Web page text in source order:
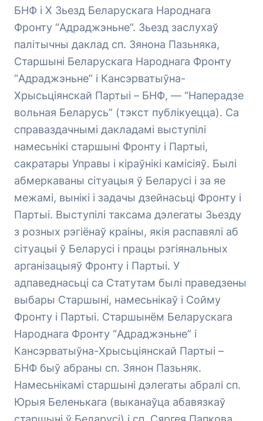
БНФ і Х Зьезд Беларускага Народнага
Фронту “Адраджэньне”. Зьезд заслухаў
палітычны даклад сп. Зянона Пазьняка,
Старшыні Беларускага Народнага Фронту
“Адраджэньне” і Кансэрватыўна-
Хрысьціянскай Партыі – БНФ, — “Наперадзе
вольная Беларусь” (тэкст публікуецца). Са
справаздачнымі дакладамі выступілі
намесьнікі старшыні Фронту і Партыі,
сакратары Управы і кіраўнікі камісіяў. Былі
абмеркаваны сітуацыя ў Беларусі і за яе
межамі, вынікі і задачы дзейнасьці Фронту і
Партыі. Выступілі таксама дэлегаты Зьезду
з розных рэгіёнаў краіны, якія распавялі аб
сітуацыі ў Беларусі і працы рэгіянальных
арганізацыяў Фронту і Партыі. У
адпаведнасьці са Статутам былі праведзены
выбары Старшыні, намесьнікаў і Сойму
Фронту і Партыі. Старшынём Беларускага
Народнага Фронту “Адраджэньне” і
Кансэрватыўна-Хрысьціянскай Партыі –
БНФ быў абраны сп. Зянон Пазьняк.
Намесьнікамі старшыні дэлегаты абралі сп.
Юрыя Беленькага (выканаўца абавязкаў